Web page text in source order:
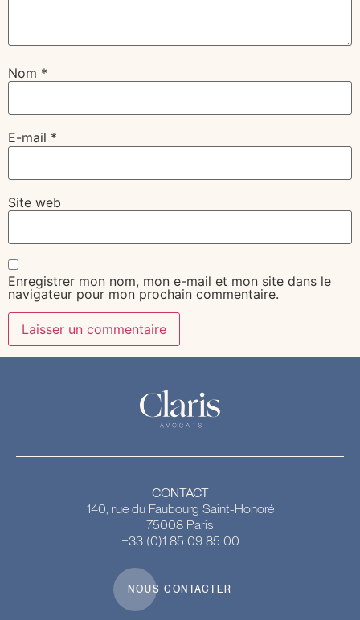
Nom *
E-mail *
Site web
Enregistrer mon nom, mon e-mail et mon site dans le
navigateur pour mon prochain commentaire.
CONTACT
140, rue du Faubourg Saint-Honoré
75008 Paris
+33 (0)1 85 09 85 00
NOUS CONTACTER